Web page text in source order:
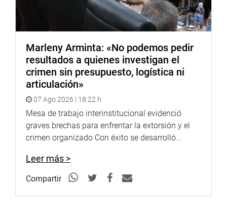
Marleny Arminta: «No podemos pedir
resultados a quienes investigan el
crimen sin presupuesto, logística ni
articulación»
07 Ago 2026 | 18:22 h
Mesa de trabajo interinstitucional evidenció
graves brechas para enfrentar la extorsión y el
crimen organizado Con éxito se desarrolló...
Leer más >
Compartir